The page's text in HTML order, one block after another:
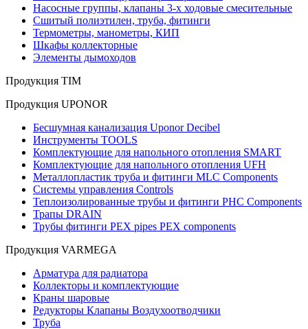
Насосные группы, клапаны 3-х ходовые смесительные
Сшитый полиэтилен, труба, фитинги
Термометры, манометры, КИП
Шкафы коллекторные
Элементы дымоходов
Продукция TIM
Продукция UPONOR
Бесшумная канализация Uponor Decibel
Инструменты TOOLS
Комплектующие для напольного отопления SMART
Комплектующие для напольного отопления UFH
Металлопластик труба и фитинги MLC Components
Системы управления Controls
Теплоизолированные трубы и фитинги PHC Components
Трапы DRAIN
Трубы фитинги PEX pipes PEX components
Продукция VARMEGA
Арматура для радиатора
Коллекторы и комплектующие
Краны шаровые
Редукторы Клапаны Воздухоотводчики
Труба